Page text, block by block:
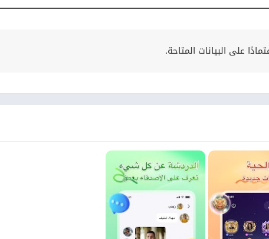
على البيانات المتاحة.